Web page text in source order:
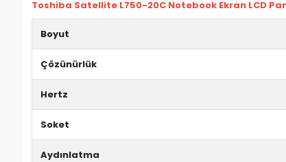
Toshiba Satellite L750-20C Notebook Ekran LCD
Boyut
Çözünürlük
Hertz
Soket
Aydınlatma